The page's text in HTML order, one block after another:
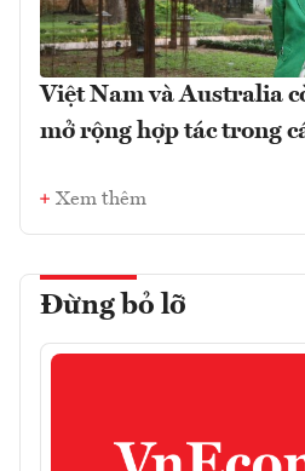
Việt Nam và Australia
mở rộng hợp tác trong
Xem thêm
Đừng bỏ lỡ